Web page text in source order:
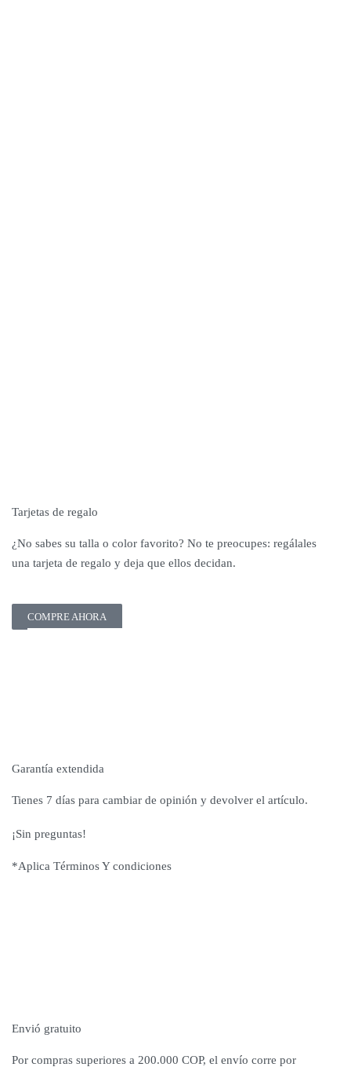
Tarjetas de regalo
¿No sabes su talla o color favorito? No te preocupes: regálales
una tarjeta de regalo y deja que ellos decidan.
COMPRE AHORA
Garantía extendida
Tienes 7 días para cambiar de opinión y devolver el artículo.
¡Sin preguntas!
*Aplica Términos Y condiciones
Envió gratuito
Por compras superiores a 200.000 COP, el envío corre por